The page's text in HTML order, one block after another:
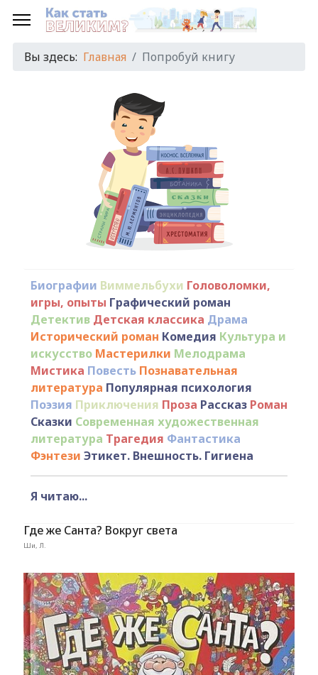
Вы здесь: Главная Попробуй книгу
Биографии Виммельбухи Головоломки,
игры, опыты Графический роман
Детектив Детская классика Драма
Исторический роман Комедия Культура и
искусство Мастерилки Мелодрама
Мистика Повесть Познавательная
литература Популярная психология
Поэзия Приключения Проза Рассказ Роман
Сказки Современная художественная
литература Трагедия Фантастика
Фэнтези Этикет. Внешность. Гигиена
Я читаю...
Где же Санта? Вокруг света
Ши, Л.